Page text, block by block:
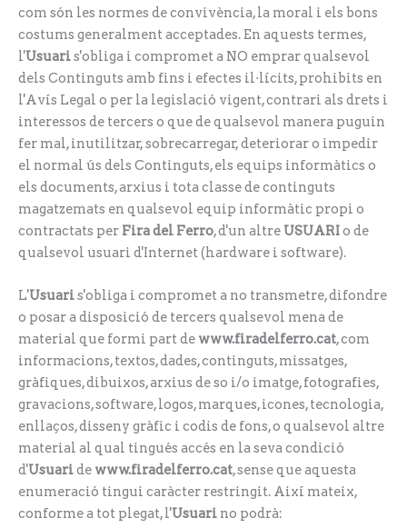
com són les normes de convivència, la moral i els bons
costums generalment acceptades. En aquests termes,
l'Usuaris'obliga i compromet a NO emprar qualsevol
dels Continguts amb fins i efectes il·lícits, prohibits en
l'Avís Legal o per la legislació vigent, contrari als drets i
interessos de tercers o que de qualsevol manera puguin
fer mal, inutilitzar, sobrecarregar, deteriorar o impedir
el normal ús dels Continguts, els equips informàtics o
els documents, arxius i tota classe de continguts
magatzemats en qualsevol equip informàtic propi o
contractats per Fira del Ferro, d'un altre USUARIo de
qualsevol usuari d'Internet (hardware i software).
L'Usuaris'obliga i compromet a no transmetre, difondre
o posar a disposició de tercers qualsevol mena de
material que formi part de www.firadelferro.cat, com
informacions, textos, dades, continguts, missatges,
gràfiques, dibuixos, arxius de so i/o imatge, fotografies,
gravacions, software, logos, marques, icones, tecnologia,
enllaços, disseny gràfic i codis de fons, o qualsevol altre
material al qual tingués accés en la seva condició
d'Usuaride www.firadelferro.cat, sense que aquesta
enumeració tingui caràcter restringit. Així mateix,
conforme a tot plegat, l'Usuari no podrà: